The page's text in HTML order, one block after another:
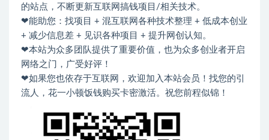
的站点，不断更新互联网搞钱项目/相关技术。
❤能助您：找项目 + 混互联网各种技术整理 + 低成本创业
+ 减少信息差 + 见识各种项目 + 提升网创认知。
❤本站为众多团队提供了重要价值，也为众多创业者开启
网络之门，广受好评！
❤如果您也依存于互联网，欢迎加入本站会员！找您的引
流人，花一小顿饭钱购买卡密激活。祝您前程似锦！